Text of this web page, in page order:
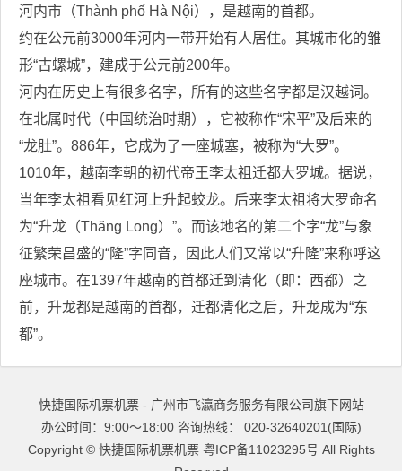
河内市（Thành phố Hà Nội），是越南的首都。
约在公元前3000年河内一带开始有人居住。其城市化的雏
形“古螺城”，建成于公元前200年。
河内在历史上有很多名字，所有的这些名字都是汉越词。
在北属时代（中国统治时期），它被称作“宋平”及后来的
“龙肚”。886年，它成为了一座城塞，被称为“大罗”。
1010年，越南李朝的初代帝王李太祖迁都大罗城。据说，
当年李太祖看见红河上升起蛟龙。后来李太祖将大罗命名
为“升龙（Thăng Long）”。而该地名的第二个字“龙”与象
征繁荣昌盛的“隆”字同音，因此人们又常以“升隆”来称呼这
座城市。在1397年越南的首都迁到清化（即：西都）之
前，升龙都是越南的首都，迁都清化之后，升龙成为“东
都”。
快捷国际机票机票 - 广州市飞瀛商务服务有限公司旗下网站
办公时间：9:00～18:00 咨询热线： 020-32640201(国际)
Copyright © 快捷国际机票机票 粤ICP备11023295号 All Rights